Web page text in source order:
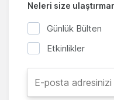
Neleri size
Günlük Bülten
Etkinlikler